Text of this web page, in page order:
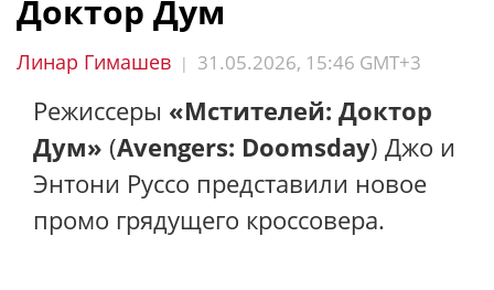
Доктор Дум
Линар Гимашев | 31.05.2026, 15:46 GMT+3
Режиссеры «Мстителей: Доктор
Дум» (Avengers: Doomsday) Джо и
Энтони Руссо представили новое
промо грядущего кроссовера.